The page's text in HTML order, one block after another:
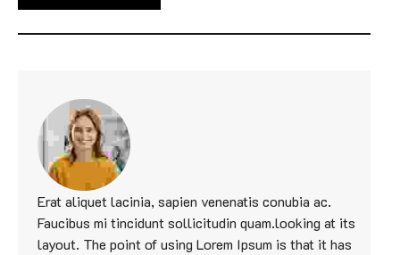
Erat aliquet lacinia, sapien venenatis conubia ac.
Faucibus mi tincidunt sollicitudin quam.looking at its
layout. The point of using Lorem Ipsum is that it has